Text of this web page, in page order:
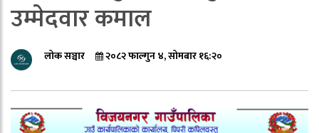
उम्मेदवार कमाल
लोक सञ्चार २०८२ फाल्गुन ४, सोमबार १६:२०